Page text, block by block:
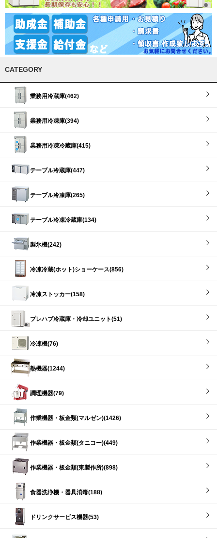
CATEGORY
業務用冷蔵庫(462)
業務用冷凍庫(394)
業務用冷凍冷蔵庫(415)
テーブル冷蔵庫(447)
テーブル冷凍庫(265)
テーブル冷凍冷蔵庫(134)
製氷機(242)
冷凍冷蔵(ホット)ショーケース(856)
冷凍ストッカー(158)
プレハブ冷蔵庫・冷却ユニット(51)
冷凍機(76)
熱機器(1244)
調理機器(79)
作業機器・板金類(マルゼン)(1426)
作業機器・板金類(タニコー)(449)
作業機器・板金類(東製作所)(898)
食器洗浄機・器具消毒(188)
ドリンクサービス機器(53)